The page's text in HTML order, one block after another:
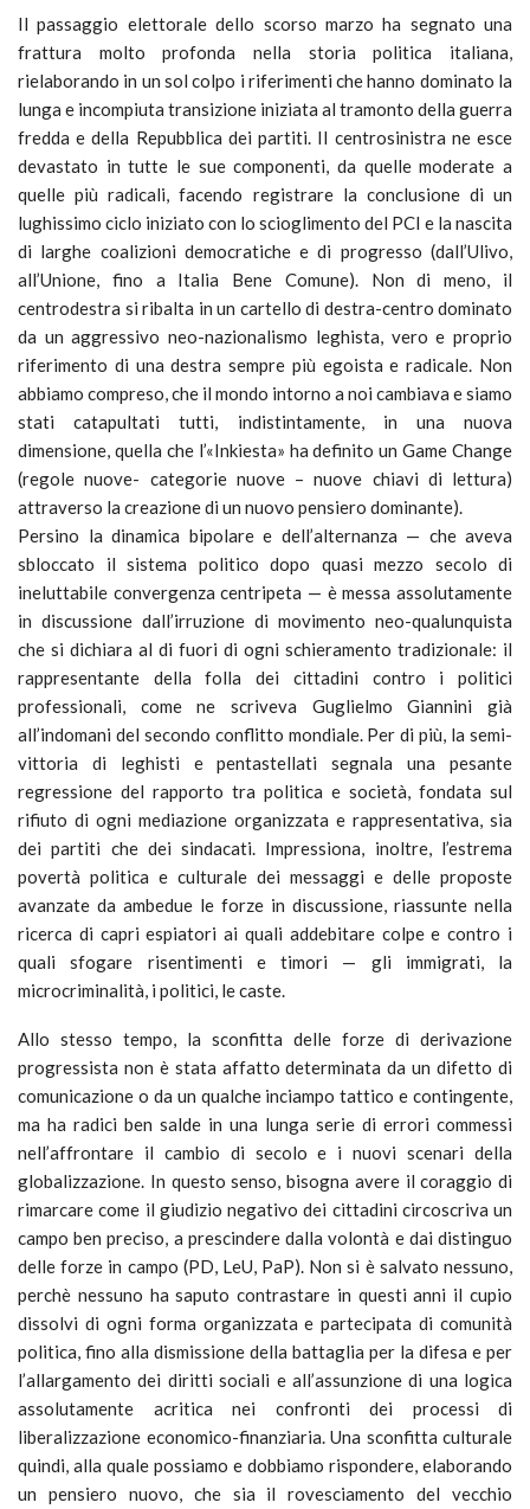
Il passaggio elettorale dello scorso marzo ha segnato una
frattura molto profonda nella storia politica italiana,
rielaborando in un sol colpo i riferimenti che hanno dominato la
lunga e incompiuta transizione iniziata al tramonto della guerra
fredda e della Repubblica dei partiti. Il centrosinistra ne esce
devastato in tutte le sue componenti, da quelle moderate a
quelle più radicali, facendo registrare la conclusione di un
lughissimo ciclo iniziato con lo scioglimento del PCI e la nascita
di larghe coalizioni democratiche e di progresso (dall’Ulivo,
all’Unione, fino a Italia Bene Comune). Non di meno, il
centrodestra si ribalta in un cartello di destra-centro dominato
da un aggressivo neo-nazionalismo leghista, vero e proprio
riferimento di una destra sempre più egoista e radicale. Non
abbiamo compreso, che il mondo intorno a noi cambiava e siamo
stati catapultati tutti, indistintamente, in una nuova
dimensione, quella che l’«Inkiesta» ha definito un Game Change
(regole nuove- categorie nuove – nuove chiavi di lettura)
attraverso la creazione di un nuovo pensiero dominante).
Persino la dinamica bipolare e dell’alternanza — che aveva
sbloccato il sistema politico dopo quasi mezzo secolo di
ineluttabile convergenza centripeta — è messa assolutamente
in discussione dall’irruzione di movimento neo-qualunquista
che si dichiara al di fuori di ogni schieramento tradizionale: il
rappresentante della folla dei cittadini contro i politici
professionali, come ne scriveva Guglielmo Giannini già
all’indomani del secondo conflitto mondiale. Per di più, la semi-
vittoria di leghisti e pentastellati segnala una pesante
regressione del rapporto tra politica e società, fondata sul
rifiuto di ogni mediazione organizzata e rappresentativa, sia
dei partiti che dei sindacati. Impressiona, inoltre, l’estrema
povertà politica e culturale dei messaggi e delle proposte
avanzate da ambedue le forze in discussione, riassunte nella
ricerca di capri espiatori ai quali addebitare colpe e contro i
quali sfogare risentimenti e timori — gli immigrati, la
microcriminalità, i politici, le caste.
Allo stesso tempo, la sconfitta delle forze di derivazione
progressista non è stata affatto determinata da un difetto di
comunicazione o da un qualche inciampo tattico e contingente,
ma ha radici ben salde in una lunga serie di errori commessi
nell’affrontare il cambio di secolo e i nuovi scenari della
globalizzazione. In questo senso, bisogna avere il coraggio di
rimarcare come il giudizio negativo dei cittadini circoscriva un
campo ben preciso, a prescindere dalla volontà e dai distinguo
delle forze in campo (PD, LeU, PaP). Non si è salvato nessuno,
perchè nessuno ha saputo contrastare in questi anni il cupio
dissolvi di ogni forma organizzata e partecipata di comunità
politica, fino alla dismissione della battaglia per la difesa e per
l’allargamento dei diritti sociali e all’assunzione di una logica
assolutamente acritica nei confronti dei processi di
liberalizzazione economico-finanziaria. Una sconfitta culturale
quindi, alla quale possiamo e dobbiamo rispondere, elaborando
un pensiero nuovo, che sia il rovesciamento del vecchio